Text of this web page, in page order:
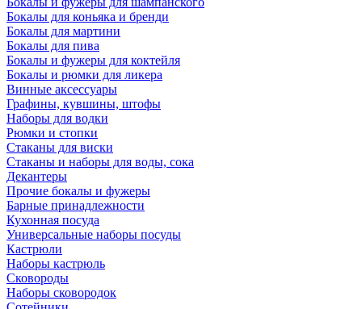
Бокалы для коньяка и бренди
Бокалы для мартини
Бокалы для пива
Бокалы и фужеры для коктейля
Бокалы и рюмки для ликера
Винные аксессуары
Графины, кувшины, штофы
Наборы для водки
Рюмки и стопки
Стаканы для виски
Стаканы и наборы для воды, сока
Декантеры
Прочие бокалы и фужеры
Барные принадлежности
Кухонная посуда
Универсальные наборы посуды
Кастрюли
Наборы кастрюль
Сковороды
Наборы сковородок